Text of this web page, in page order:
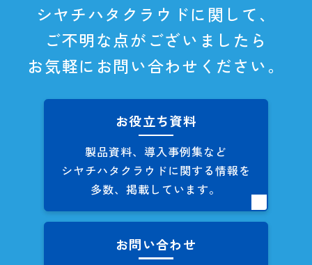
シヤチハタクラウドに関して、
ご不明な点がございましたら
お気軽にお問い合わせください。
お役立ち資料
製品資料、導入事例集など
シヤチハタクラウドに関する情報を
多数、掲載しています。
お問い合わせ